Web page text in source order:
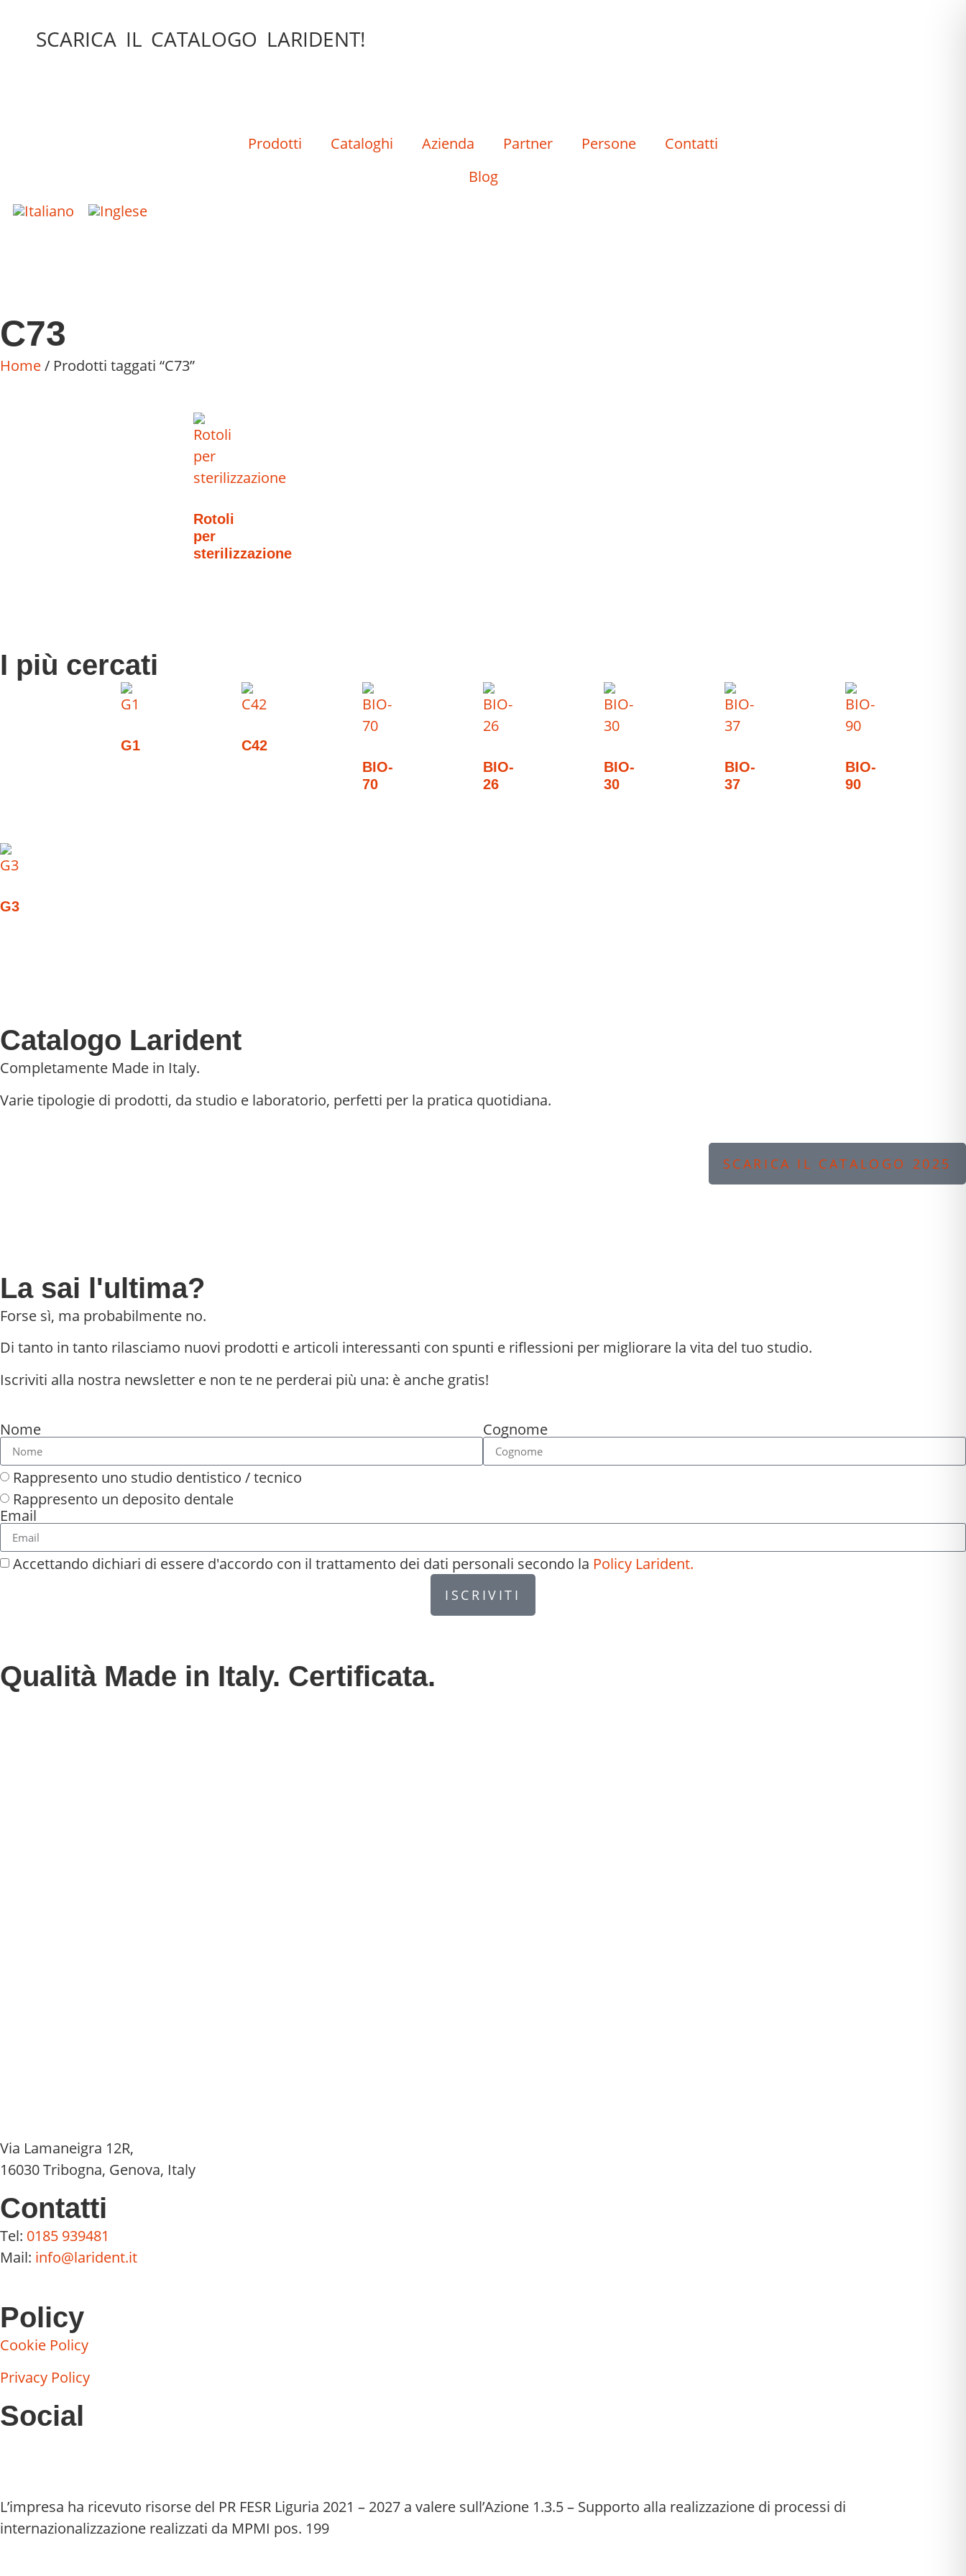
SCARICA IL CATALOGO LARIDENT!
Prodotti Cataloghi Azienda Partner Persone
Contatti
Blog
C73
Home/ Prodotti taggati “C73”
Rotoli
per
sterilizzazione
I più cercati
G1
C42
BIO-
70
BIO-
26
BIO-
30
BIO-
37
BIO-
90
G3
Catalogo Larident
Completamente Made in Italy.
Varie tipologie di prodotti, da studio e laboratorio, perfetti per la pratica quotidiana.
SCARICA IL CATALOGO 2025
La sai l'ultima?
Forse sì, ma probabilmente no.
Di tanto in tanto rilasciamo nuovi prodotti e articoli interessanti con spunti e riflessioni per migliorare la vita del tuo studio.
Iscriviti alla nostra newsletter e non te ne perderai più una: è anche gratis!
Nome Cognome
Rappresento uno studio dentistico / tecnico
Rappresento un deposito dentale
Email
Accettando dichiari di essere d'accordo con il trattamento dei dati personali secondo la Policy Larident.
ISCRIVITI
Qualità Made in Italy. Certificata.
Via Lamaneigra 12R,
16030 Tribogna, Genova, Italy
Contatti
Tel: 0185 939481
Mail: info@larident.it
Policy
Cookie Policy
Privacy Policy
Social
L’impresa ha ricevuto risorse del PR FESR Liguria 2021 – 2027 a valere sull’Azione 1.3.5 – Supporto alla realizzazione di processi di
internazionalizzazione realizzati da MPMI pos. 199